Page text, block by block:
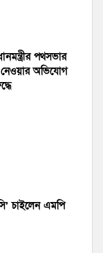
পথসভার
অভিযোগ
চাইলেন এমপি